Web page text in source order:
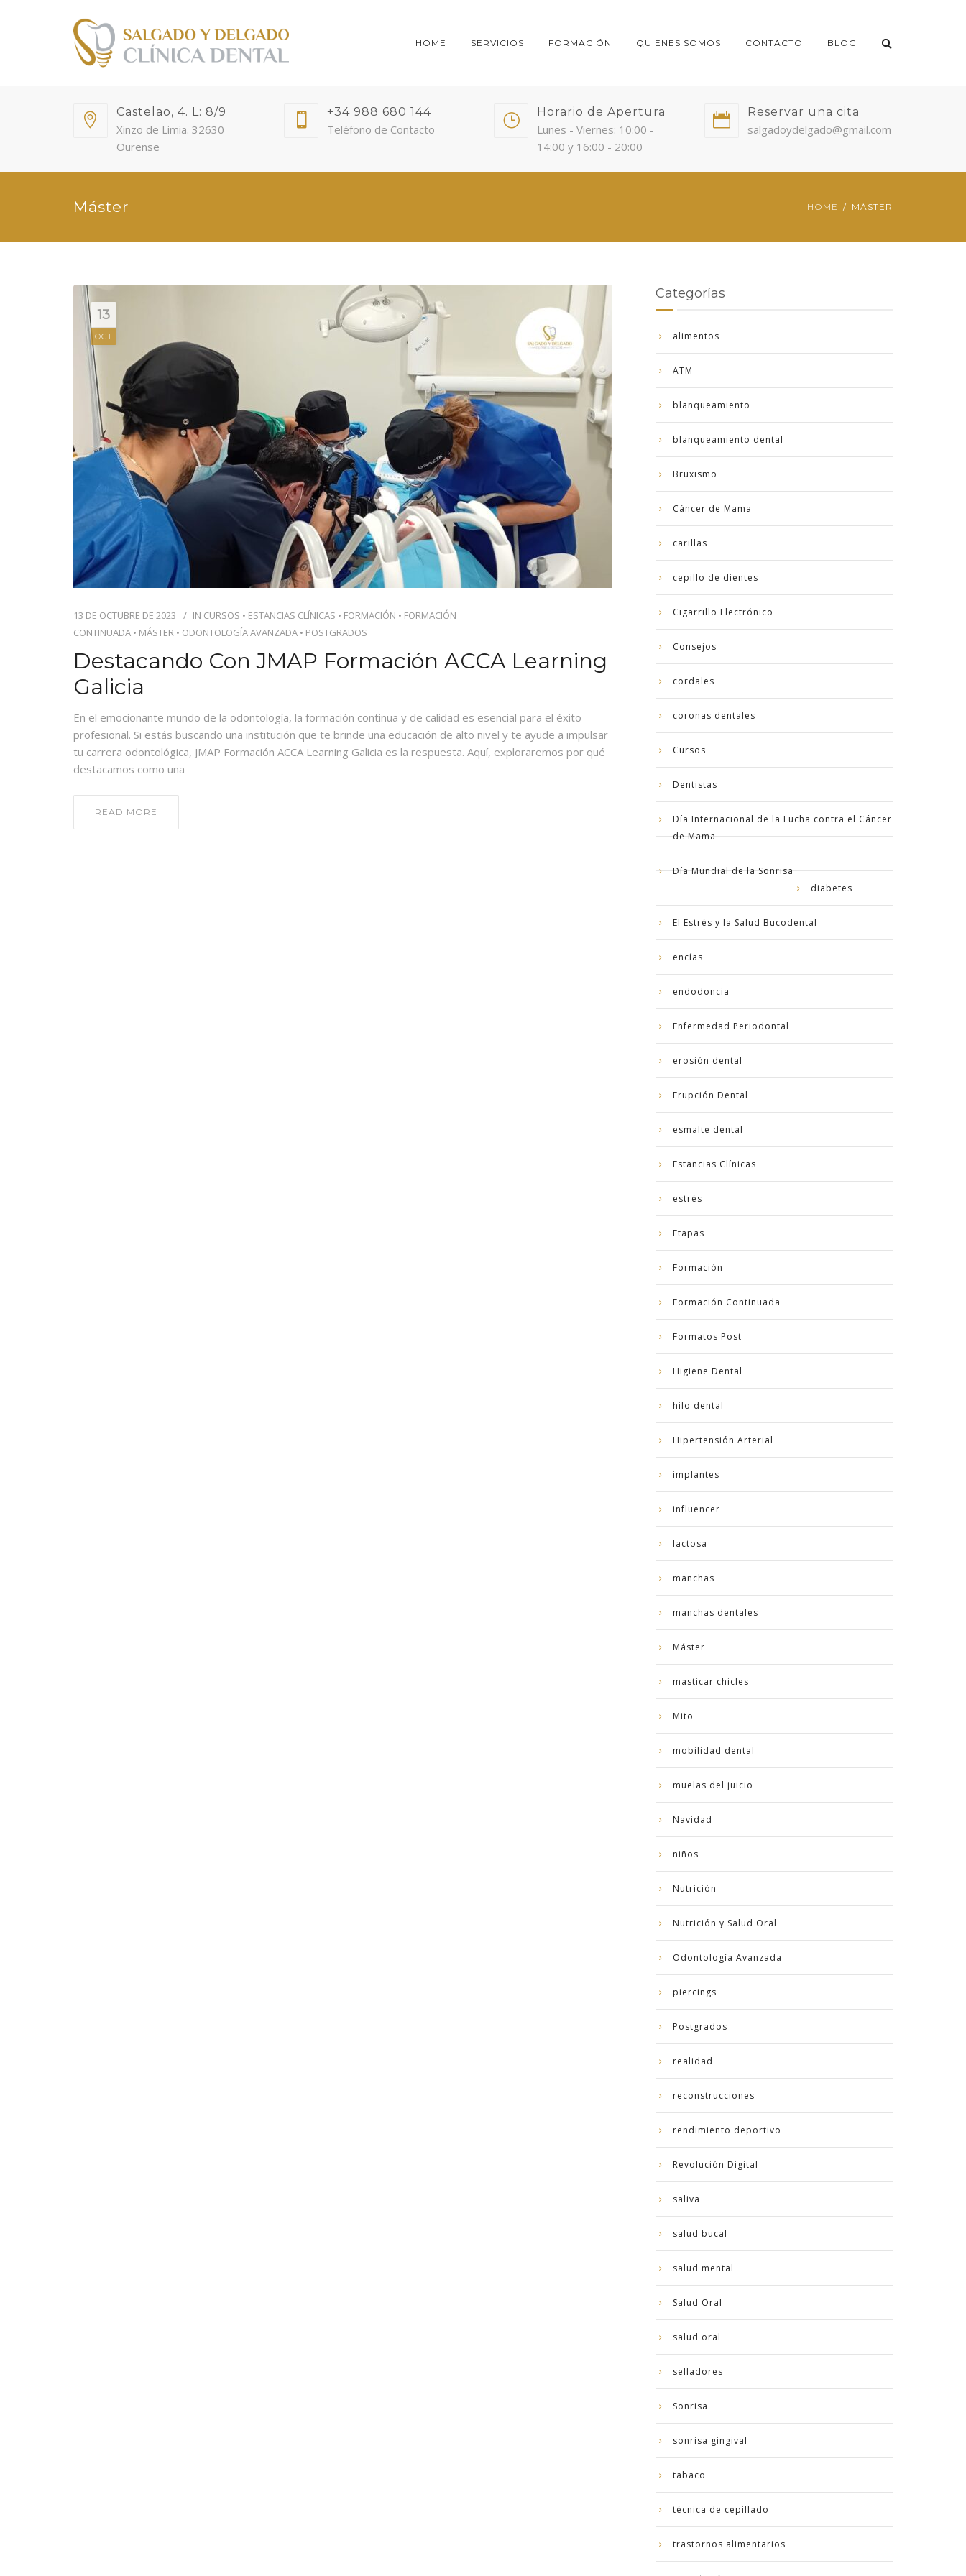
HOME SERVICIOS FORMACIÓN QUIENES SOMOS CONTACTO BLOG
Castelao, 4. L: 8/9
Xinzo de Limia. 32630
Ourense
+34 988 680 144
Teléfono de Contacto
Horario de Apertura
Lunes - Viernes: 10:00 -
14:00 y 16:00 - 20:00
Reservar una cita
salgadoydelgado@gmail.com
Máster HOME MÁSTER
13
OCT
13 DE OCTUBRE DE 2023 IN CURSOS • ESTANCIAS CLÍNICAS • FORMACIÓN • FORMACIÓN
CONTINUADA • MÁSTER • ODONTOLOGÍA AVANZADA • POSTGRADOS
Destacando Con JMAP Formación ACCA Learning
Galicia
En el emocionante mundo de la odontología, la formación continua y de calidad es esencial para el éxito
profesional. Si estás buscando una institución que te brinde una educación de alto nivel y te ayude a impulsar
tu carrera odontológica, JMAP Formación ACCA Learning Galicia es la respuesta. Aquí, exploraremos por qué
destacamos como una
READ MORE
Categorías
alimentos
ATM
blanqueamiento
blanqueamiento dental
Bruxismo
Cáncer de Mama
carillas
cepillo de dientes
Cigarrillo Electrónico
Consejos
cordales
coronas dentales
Cursos
Dentistas
Día Internacional de la Lucha contra el Cáncer
de Mama
Día Mundial de la Sonrisa
diabetes
El Estrés y la Salud Bucodental
encías
endodoncia
Enfermedad Periodontal
erosión dental
Erupción Dental
esmalte dental
Estancias Clínicas
estrés
Etapas
Formación
Formación Continuada
Formatos Post
Higiene Dental
hilo dental
Hipertensión Arterial
implantes
influencer
lactosa
manchas
manchas dentales
Máster
masticar chicles
Mito
mobilidad dental
muelas del juicio
Navidad
niños
Nutrición
Nutrición y Salud Oral
Odontología Avanzada
piercings
Postgrados
realidad
reconstrucciones
rendimiento deportivo
Revolución Digital
saliva
salud bucal
salud mental
Salud Oral
salud oral
selladores
Sonrisa
sonrisa gingival
tabaco
técnica de cepillado
trastornos alimentarios